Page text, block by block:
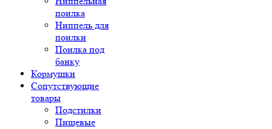
поилка
Ниппель для
поилки
Поилка под
банку
Кормушки
Сопутствующие
товары
Подстилки
Пищевые